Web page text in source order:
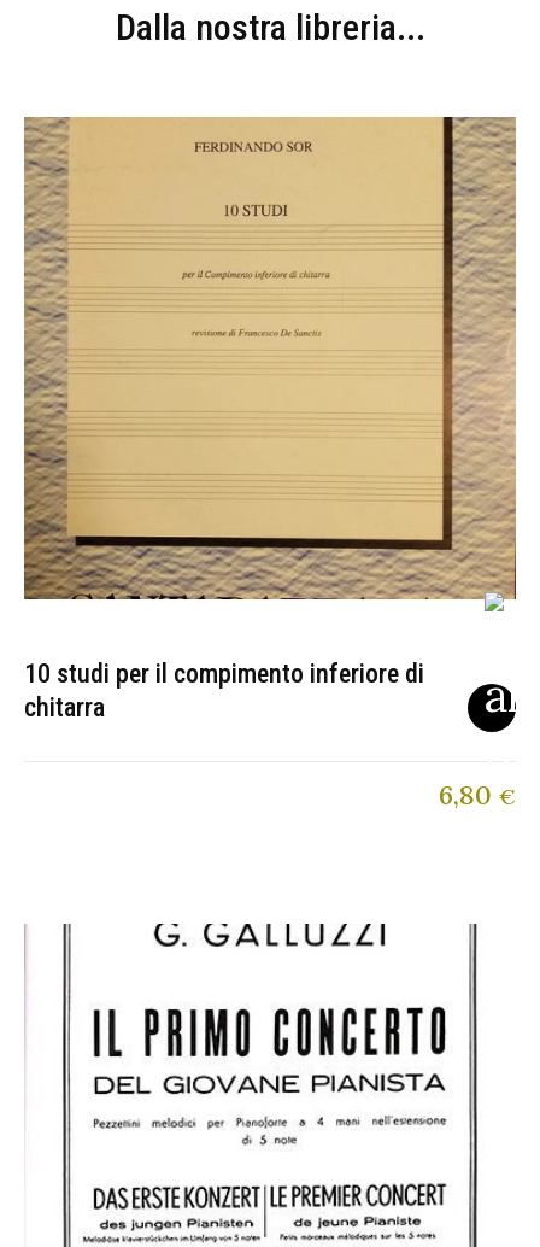
Dalla nostra libreria...
10 studi per il compimento inferiore di
chitarra
6,80 €